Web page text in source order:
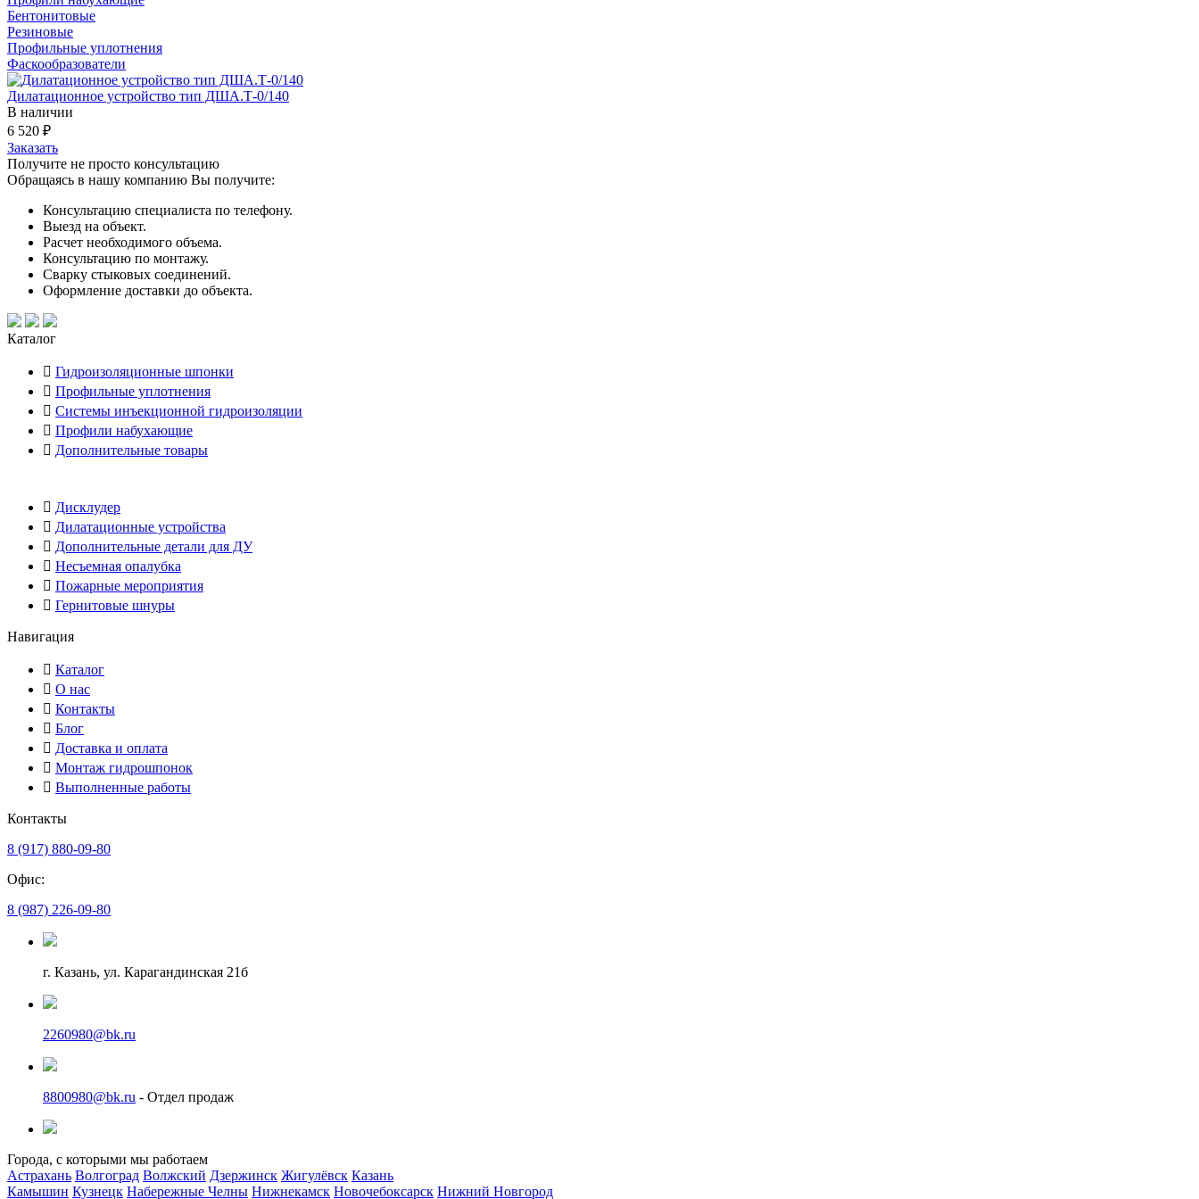
Бентонитовые
Резиновые
Профильные уплотнения
Фаскообразователи
Дилатационное устройство тип ДША.Т-0/140
В наличии
6 520 ₽
Заказать
Получите не просто консультацию
Обращаясь в нашу компанию Вы получите:
Консультацию специалиста по телефону.
Выезд на объект.
Расчет необходимого объема.
Консультацию по монтажу.
Сварку стыковых соединений.
Оформление доставки до объекта.
Каталог
Гидроизоляционные шпонки
Профильные уплотнения
Системы инъекционной гидроизоляции
Профили набухающие
Дополнительные товары
Дисклудер
Дилатационные устройства
Дополнительные детали для ДУ
Несъемная опалубка
Пожарные мероприятия
Гернитовые шнуры
Навигация
Каталог
О нас
Контакты
Блог
Доставка и оплата
Монтаж гидрошпонок
Выполненные работы
Контакты
8 (917) 880-09-80
Офис:
8 (987) 226-09-80
г. Казань, ул. Карагандинская 21б
2260980@bk.ru
8800980@bk.ru - Отдел продаж
Города, с которыми мы работаем
Астрахань Волгоград Волжский Дзержинск Жигулёвск Казань
Камышин Кузнецк Набережные Челны Нижнекамск Новочебоксарск Нижний Новгород